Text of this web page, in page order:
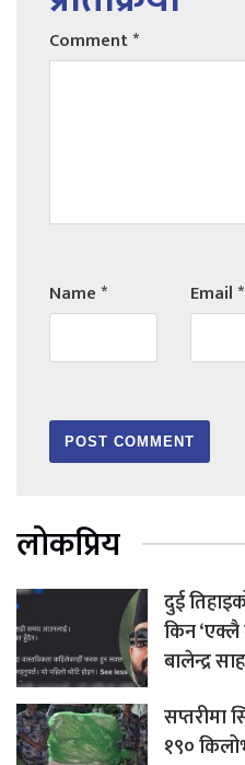
Comment*
Name* Email*
लोकप्रिय
दुई
किन ‘एक्लै
बालेन्द्र
सप्तरीमा
१९०